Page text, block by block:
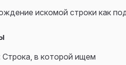
искомой строки как
Строка, в которой ищем